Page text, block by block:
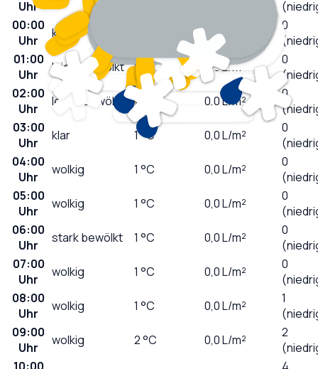
Uhr
00:00
Uhr
klar 0,0L/m²
0
01:00
Uhr
leicht bewölkt 2 °C 0,0L/m²
0
02:00
Uhr
leicht bewölkt 1 0,0L/m²
0
03:00
Uhr
klar 1°C 0,0L/m²
0
04:00
Uhr
wolkig 1 °C 0,0L/m²
0
05:00
Uhr
wolkig 1 °C 0,0L/m²
0
06:00
Uhr
stark bewölkt 1 °C 0,0L/m²
0
07:00
Uhr
wolkig 1 °C 0,0L/m²
0
08:00
Uhr
wolkig 1 °C 0,0L/m²
1
09:00
Uhr
wolkig 2°C 0,0L/m²
2